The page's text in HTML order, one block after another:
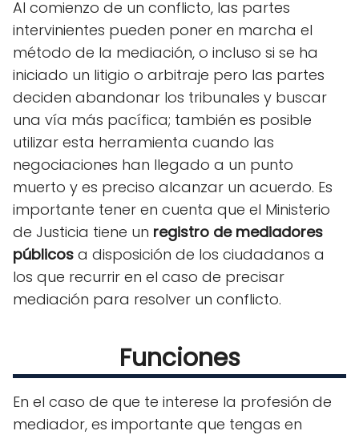
Al comienzo de un conflicto, las partes
intervinientes pueden poner en marcha el
método de la mediación, o incluso si se ha
iniciado un litigio o arbitraje pero las partes
deciden abandonar los tribunales y buscar
una vía más pacífica; también es posible
utilizar esta herramienta cuando las
negociaciones han llegado a un punto
muerto y es preciso alcanzar un acuerdo. Es
importante tener en cuenta que el Ministerio
de Justicia tiene un registro de mediadores
públicos a disposición de los ciudadanos a
los que recurrir en el caso de precisar
mediación para resolver un conflicto.
Funciones
En el caso de que te interese la profesión de
mediador, es importante que tengas en